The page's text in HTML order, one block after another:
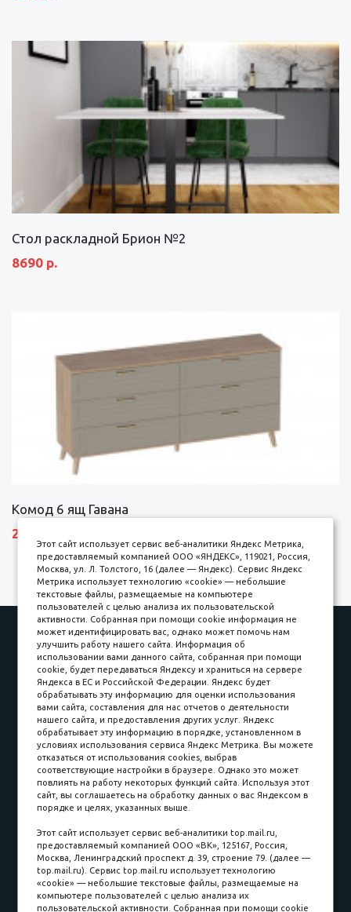
Стол раскладной Брион №2
8690 р.
Комод 6 ящ Гавана
27690 р.
Наши работы
Оплата
Доставка и сборка
Гарантии
Карьера в компании
Контакты
Принимаем к оплате
Наличные
пл. Соляная, 6, стр. 16
8 (3822) 60-70-30
8 (3822) 50-39-09
8 (3822) 22-77-68
Этот сайт использует сервис веб-аналитики Яндекс Метрика,
предоставляемый компанией ООО «ЯНДЕКС», 119021, Россия,
Москва, ул. Л. Толстого, 16 (далее — Яндекс). Сервис Яндекс
Метрика использует технологию «cookie» — небольшие
текстовые файлы, размещаемые на компьютере
пользователей с целью анализа их пользовательской
активности. Собранная при помощи cookie информация не
может идентифицировать вас, однако может помочь нам
улучшить работу нашего сайта. Информация об
использовании вами данного сайта, собранная при помощи
cookie, будет передаваться Яндексу и храниться на сервере
Яндекса в ЕС и Российской Федерации. Яндекс будет
обрабатывать эту информацию для оценки использования
вами сайта, составления для нас отчетов о деятельности
нашего сайта, и предоставления других услуг. Яндекс
обрабатывает эту информацию в порядке, установленном в
условиях использования сервиса Яндекс Метрика. Вы можете
отказаться от использования cookies, выбрав
соответствующие настройки в браузере. Однако это может
повлиять на работу некоторых функций сайта. Используя этот
сайт, вы соглашаетесь на обработку данных о вас Яндексом в
порядке и целях, указанных выше.
Этот сайт использует сервис веб-аналитики top.mail.ru,
предоставляемый компанией ООО «ВК», 125167, Россия,
Москва, Ленинградский проспект д. 39, строение 79. (далее —
top.mail.ru). Сервис top.mail.ru использует технологию
«cookie» — небольшие текстовые файлы, размещаемые на
компьютере пользователей с целью анализа их
пользовательской активности. Собранная при помощи cookie